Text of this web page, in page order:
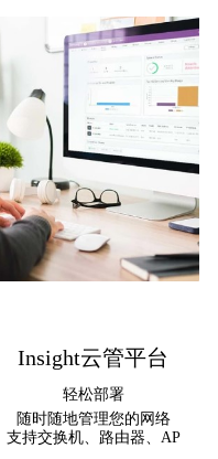
Insight云管平台
轻松部署
随时随地管理您的网络
支持交换机、路由器、AP